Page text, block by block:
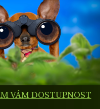
VÁM DOSTUPNOST